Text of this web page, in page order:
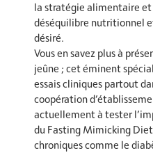
la stratégie alimentaire et
déséquilibre nutritionnel
désiré.
Vous en savez plus à
jeûne ; cet éminent
essais cliniques partout
coopération
actuellement à tester
du Fasting Mimicking
chroniques comme le